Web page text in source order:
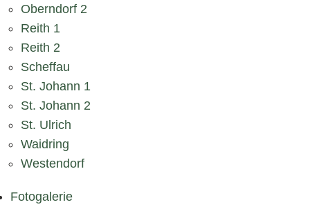
Oberndorf 2
Reith 1
Reith 2
Scheffau
St. Johann 1
St. Johann 2
St. Ulrich
Waidring
Westendorf
Fotogalerie